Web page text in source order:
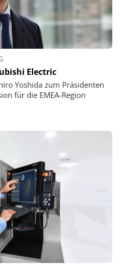
Electric
Yoshida zum Präsidenten
für die EMEA-Region